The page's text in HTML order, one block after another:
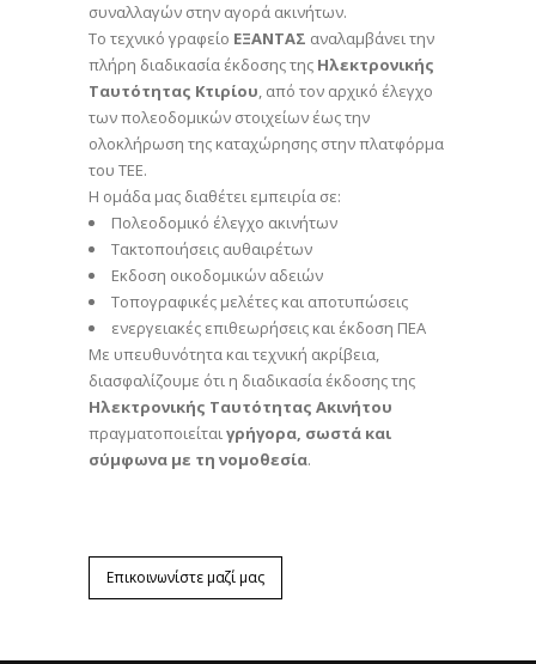
συναλλαγών στην αγορά ακινήτων.
Το τεχνικό γραφείο ΕΞΑΝΤΑΣ αναλαμβάνει την
πλήρη διαδικασία έκδοσης της Ηλεκτρονικής
Ταυτότητας Κτιρίου, από τον αρχικό έλεγχο
των πολεοδομικών στοιχείων έως την
ολοκλήρωση της καταχώρησης στην πλατφόρμα
του ΤΕΕ.
Η ομάδα μας διαθέτει εμπειρία σε:
Πολεοδομικό έλεγχο ακινήτων
Τακτοποιήσεις αυθαιρέτων
Εκδοση οικοδομικών αδειών
Τοπογραφικές μελέτες και αποτυπώσεις
ενεργειακές επιθεωρήσεις και έκδοση ΠΕΑ
Με υπευθυνότητα και τεχνική ακρίβεια,
διασφαλίζουμε ότι η διαδικασία έκδοσης της
Ηλεκτρονικής Ταυτότητας Ακινήτου
πραγματοποιείταιγρήγορα, σωστά και
σύμφωνα με τη νομοθεσία.
Επικοινωνίστε μαζί μας